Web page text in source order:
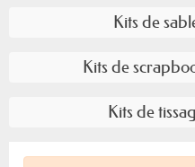
Kits de
Kits de
Kits de